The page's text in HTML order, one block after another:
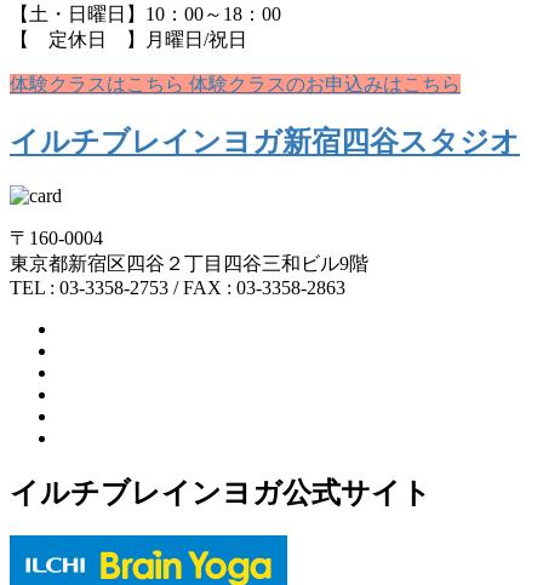
【土・日曜日】10：00～18：00
【 定休日 】月曜日/祝日
体験クラスはこちら 体験クラスのお申込みはこちら
イルチブレインヨガ新宿四谷スタジオ
〒160-0004
東京都新宿区四谷２丁目四谷三和ビル9階
TEL : 03-3358-2753 / FAX : 03-3358-2863
イルチブレインヨガ公式サイト